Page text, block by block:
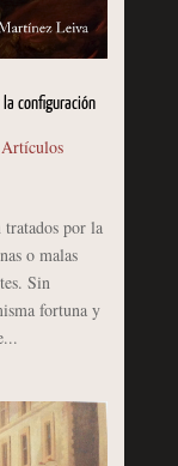
configuración
Artículos
por la
o malas
Sin
fortuna y